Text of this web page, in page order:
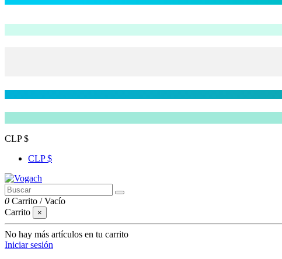
CLP $
CLP $
0 Carrito /Vacío
Carrito
×
No hay más artículos en tu carrito
Iniciar sesión